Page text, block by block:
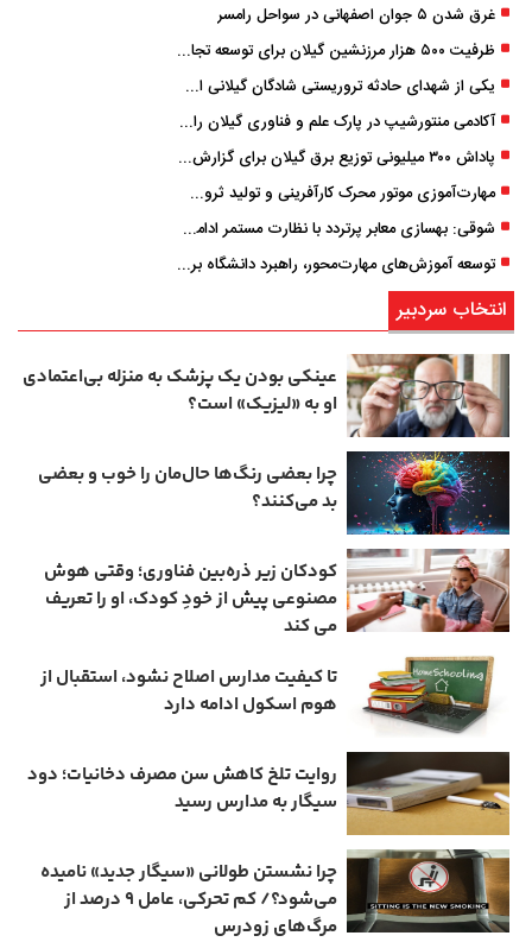
غرق شدن ۵ جوان اصفهانی در سواحل رامسر
ظرفیت ۵۰۰ هزار مرزنشین گیلان برای توسعه تجارت فعال می‌شود
یکی از شهدای حادثه تروریستی شادگان گیلانی است/ شهادت «سینا سیاه‌ نژاد» در درگیری با اشرار مسلح
آکادمی منتورشیپ در پارک علم و فناوری گیلان راه‌اندازی شد
پاداش ۳۰۰ میلیونی توزیع برق گیلان برای گزارش ماینرهای غیرمجاز
مهارت‌آموزی موتور محرک کارآفرینی و تولید ثروت است
شوقی: بهسازی معابر پرتردد با نظارت مستمر ادامه دارد
توسعه آموزش‌های مهارت‌محور، راهبرد دانشگاه برای تربیت نیروی متخصص است
انتخاب سردبیر
عینکی‌ بودن یک پزشک به منزله بی‌اعتمادی
او به «لیزیک» است؟
چرا بعضی رنگ‌ها حال‌مان را خوب و بعضی
بد می‌کنند؟
کودکان زیر ذره‌بین فناوری؛ وقتی هوش
مصنوعی پیش از خودِ کودک، او را تعریف
می ‌کند
تا کیفیت مدارس اصلاح نشود، استقبال از
هوم ‌اسکول ادامه دارد
روایت تلخ کاهش سن مصرف دخانیات؛ دود
سیگار به مدارس رسید
چرا نشستن طولانی «سیگار جدید» نامیده
می‌شود؟/ کم‌ تحرکی، عامل ۹ درصد از
مرگ‌های زودرس